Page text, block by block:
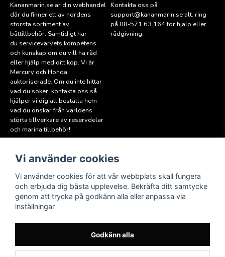
Kananmarin.se är din webhandel
där du finner ett av nordens
största sortiment av
båttillbehör. Samtidigt har
du servicevarvets kompetens
och kunskap om du vill ha råd
eller hjälp med ditt köp. Vi är
Mercury och Honda
auktoriserade. Om du inte hittar
vad du söker, kontakta oss så
hjälper vi dig att beställa hem
vad du önskar från världens
störta tillverkare av reservdelar
och marina tillbehör!
Kontakta oss på
support@kananmarin.se alt. ring
på 08-571 63 164 för hjälp eller
rådgivning.
Läs mer
Köpvillkor
Hitta till oss
Miljöpolicy
Medlem i Sweboat
Följ oss
Facebook
Instagram
Vi använder cookies
Vi använder cookies för att vår webbplats skall fungera
och erbjuda dig bästa upplevelse. Bekräfta ditt samtycke
genom att trycka på godkänn alla eller anpassa via
inställningar
Godkänn alla